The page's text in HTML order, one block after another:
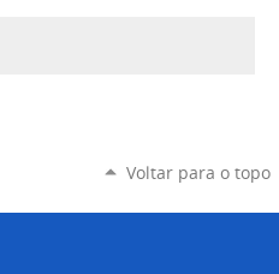
Voltar para o topo